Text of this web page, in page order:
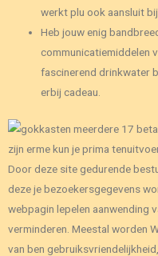
werkt plu ook aansluit
Heb jouw enig
communicatiemiddelen
fascinerend drinkwater
erbij cadeau.
zijn erme kun je prima
Door deze site gedurende
deze je bezoekersgegevens
webpagin lepelen aanwending
verminderen. Meestal worden
van ben